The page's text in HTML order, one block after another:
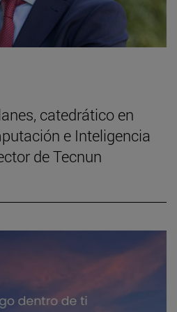
catedrático en
e Inteligencia
de Tecnun